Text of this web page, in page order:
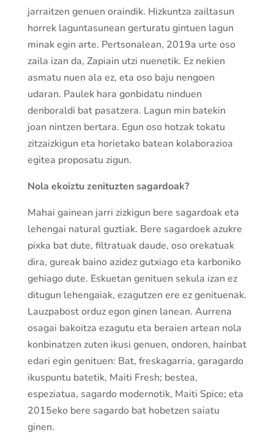
jarraitzen genuen oraindik. Hizkuntza zailtasun
horrek laguntasunean gerturatu gintuen lagun
minak egin arte. Pertsonalean, 2019a urte oso
zaila izan da, Zapiain utzi nuenetik. Ez nekien
asmatu nuen ala ez, eta oso baju nengoen
udaran. Paulek hara gonbidatu ninduen
denboraldi bat pasatzera. Lagun min batekin
joan nintzen bertara. Egun oso hotzak tokatu
zitzaizkigun eta horietako batean kolaborazioa
egitea proposatu zigun.
Nola ekoiztu zenituzten sagardoak?
Mahai gainean jarri zizkigun bere sagardoak eta
lehengai natural guztiak. Bere sagardoek azukre
pixka bat dute, filtratuak daude, oso orekatuak
dira, gureak baino azidez gutxiago eta karboniko
gehiago dute. Eskuetan genituen sekula izan ez
ditugun lehengaiak, ezagutzen ere ez genituenak.
Lauzpabost orduz egon ginen lanean. Aurrena
osagai bakoitza ezagutu eta beraien artean nola
konbinatzen zuten ikusi genuen, ondoren, hainbat
edari egin genituen: Bat, freskagarria, garagardo
ikuspuntu batetik, Maiti Fresh; bestea,
espeziatua, sagardo modernotik, Maiti Spice; eta
2015eko bere sagardo bat hobetzen saiatu
ginen.